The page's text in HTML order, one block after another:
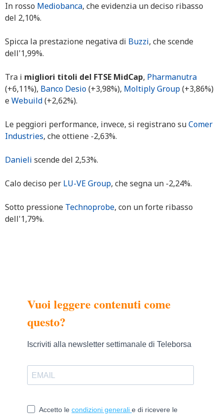
In rosso Mediobanca, che evidenzia un deciso ribasso
del 2,10%.
Spicca la prestazione negativa di Buzzi, che scende
dell'1,99%.
Tra i migliori titoli del FTSE MidCap, Pharmanutra
(+6,11%), Banco Desio(+3,98%), Moltiply Group(+3,86%)
eWebuild(+2,62%).
Le peggiori performance, invece, si registrano suComer
Industries, che ottiene -2,63%.
Danieli scende del 2,53%.
Calo deciso per LU-VE Group, che segna un -2,24%.
Sotto pressione Technoprobe, con un forte ribasso
dell'1,79%.